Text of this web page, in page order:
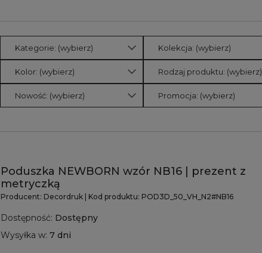
Kategorie: (wybierz) Kolekcja: (wybierz)
Kolor: (wybierz) Rodzaj produktu: (wybierz)
Nowość: (wybierz) Promocja: (wybierz)
Poduszka NEWBORN wzór NB16 | prezent z
metryczką
Producent: Decordruk | Kod produktu: POD3D_50_VH_N2#NB16
Dostępność: Dostępny
Wysyłka w: 7 dni